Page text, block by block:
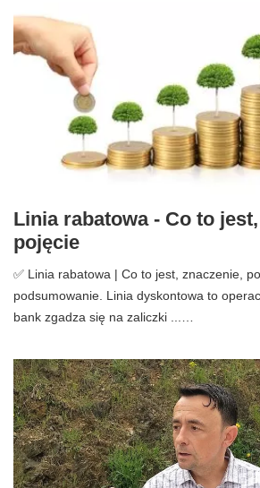
Linia rabatowa - Co to
pojęcie
✅ Linia rabatowa | Co to jest, znaczenie,
podsumowanie. Linia dyskontowa to
bank zgadza się na zaliczki ...…